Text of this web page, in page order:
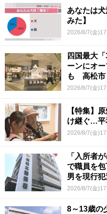
あなたは
みた】
2026/8/7(金
四国最大
ーンにオ
も 高松市
2026/8/7(金
【特集】
け継ぐ…平
2026/8/7(金
「入所者
で職員を
男を現行
2026/8/7(金
8～13歳の